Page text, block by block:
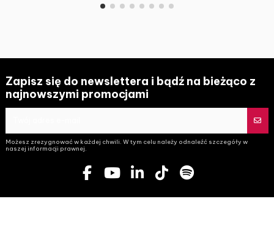
Zapisz się do newslettera i bądź na bieżąco z
najnowszymi promocjami
Możesz zrezygnować w każdej chwili. W tym celu należy odnaleźć szczegóły w
naszej informacji prawnej.